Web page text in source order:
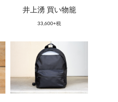
井上湧 買い物籠
33,600+税